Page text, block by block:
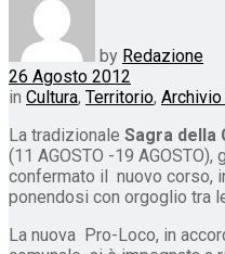
by Redazione
26 Agosto 2012
in Cultura, Territorio,
La tradizionale Sagra della
(11 AGOSTO -19
confermato il nuovo corso,
ponendosi con orgoglio tra
La nuova Pro-Loco, in